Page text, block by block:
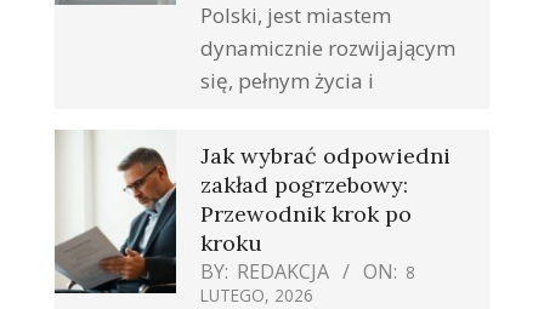
Polski, jest miastem
dynamicznie rozwijającym
się, pełnym życia i
Jak wybrać odpowiedni
zakład pogrzebowy:
Przewodnik krok po
kroku
BY: REDAKCJA ON: 8
LUTEGO, 2026